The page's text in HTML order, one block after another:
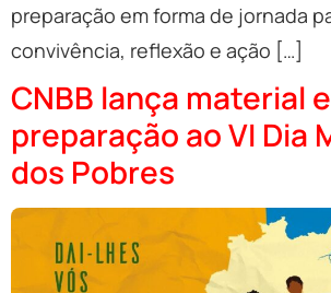
preparação em forma de jornada
convivência, reflexão e ação […]
CNBB lança material
preparação ao VI Dia
dos Pobres